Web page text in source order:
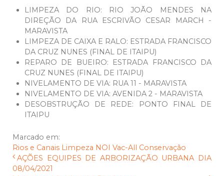
LIMPEZA DO RIO: RIO JOÃO MENDES NA
DIREÇÃO DA RUA ESCRIVÃO CESAR MARCH -
MARAVISTA
LIMPEZA DE CAIXA E RALO: ESTRADA FRANCISCO
DA CRUZ NUNES (FINAL DE ITAIPU)
REPARO DE BUEIRO: ESTRADA FRANCISCO DA
CRUZ NUNES (FINAL DE ITAIPU)
NIVELAMENTO DE VIA: RUA 11 - MARAVISTA
NIVELAMENTO DE VIA: AVENIDA 2 - MARAVISTA
DESOBSTRUÇÃO DE REDE: PONTO FINAL DE
ITAIPU
Marcado em:
Rios e Canais Limpeza NOI Vac-All
Conservação
AÇÕES EQUIPES DE ARBORIZAÇÃO URBANA DIA
08/04/2021